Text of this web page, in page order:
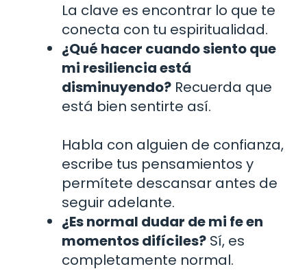
La clave es encontrar lo que te
conecta con tu espiritualidad.
¿Qué hacer cuando siento que
mi resiliencia está
disminuyendo? Recuerda que
está bien sentirte así.
Habla con alguien de confianza,
escribe tus pensamientos y
permítete descansar antes de
seguir adelante.
¿Es normal dudar de mi fe en
momentos difíciles? Sí, es
completamente normal.